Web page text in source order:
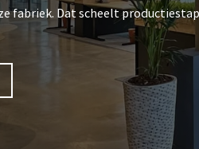
fabriek. Dat scheelt